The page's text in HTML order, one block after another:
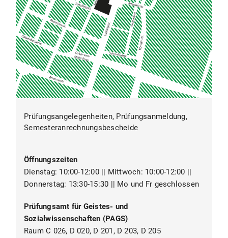
Prüfungsangelegenheiten, Prüfungsanmeldung,
Semesteranrechnungsbescheide
Öffnungszeiten
Dienstag: 10:00-12:00 || Mittwoch: 10:00-12:00 ||
Donnerstag: 13:30-15:30 || Mo und Fr geschlossen
Prüfungsamt für Geistes- und
Sozialwissenschaften (PAGS)
Raum C 026, D 020, D 201, D 203, D 205